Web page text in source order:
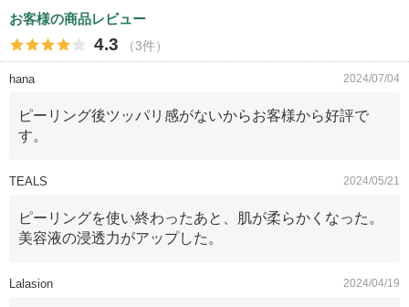
お客様の商品レビュー
4.3 （3件）
hana 2024/07/04
ピーリング後ツッパリ感がないからお客様から好評で
す。
TEALS 2024/05/21
ピーリングを使い終わったあと、肌が柔らかくなった。
美容液の浸透力がアップした。
Lalasion 2024/04/19